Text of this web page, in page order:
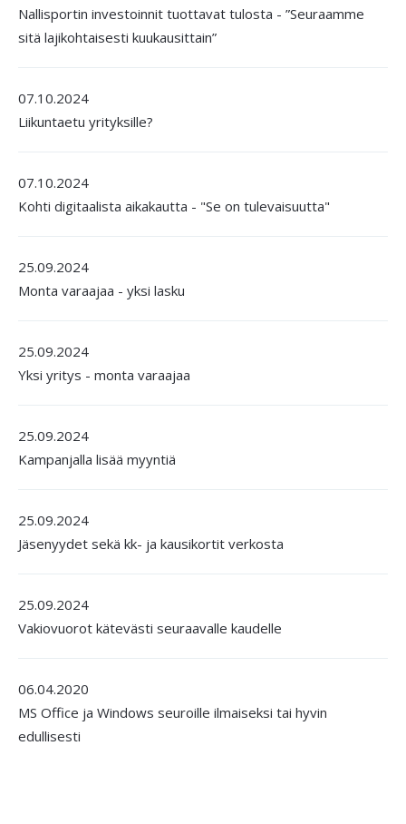
Nallisportin investoinnit tuottavat tulosta - ”Seuraamme
sitä lajikohtaisesti kuukausittain”
07.10.2024
Liikuntaetu yrityksille?
07.10.2024
Kohti digitaalista aikakautta - "Se on tulevaisuutta"
25.09.2024
Monta varaajaa - yksi lasku
25.09.2024
Yksi yritys - monta varaajaa
25.09.2024
Kampanjalla lisää myyntiä
25.09.2024
Jäsenyydet sekä kk- ja kausikortit verkosta
25.09.2024
Vakiovuorot kätevästi seuraavalle kaudelle
06.04.2020
MS Office ja Windows seuroille ilmaiseksi tai hyvin
edullisesti